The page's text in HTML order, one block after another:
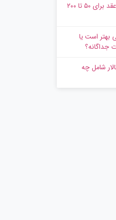
هزینه برگزاری جشن عقد برای ۵۰ تا ۲۰۰
بهتر است یا
جداگانه؟
شامل چه